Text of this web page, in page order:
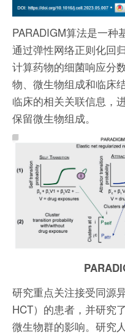
PARADIGM算法是一种
通过弹性网络正则化回
计算药物的细菌响应分
物、微生物组成和临床
临床的相关关联信息，
保留微生物组成。
研究重点关注接受同源
HCT）的患者，并研究
微生物群的影响。研究